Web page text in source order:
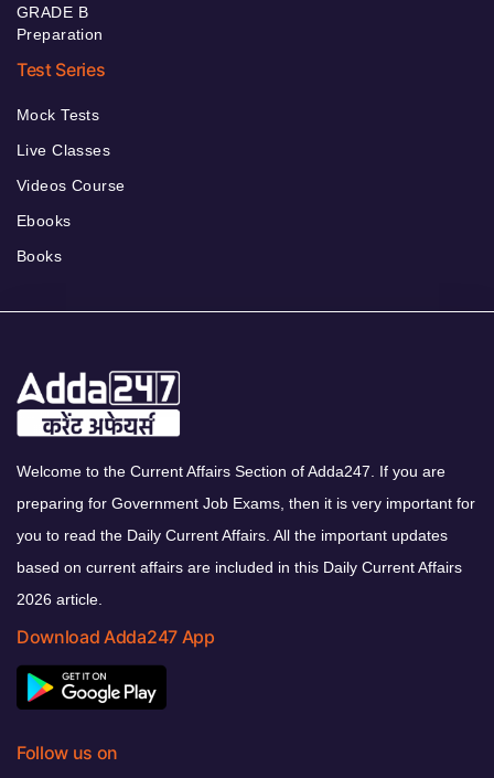
GRADE B
Preparation
Test Series
Mock Tests
Live Classes
Videos Course
Ebooks
Books
Welcome to the Current Affairs Section of Adda247. If you are
preparing for Government Job Exams, then it is very important for
you to read the Daily Current Affairs. All the important updates
based on current affairs are included in this Daily Current Affairs
2026 article.
Download Adda247 App
Follow us on